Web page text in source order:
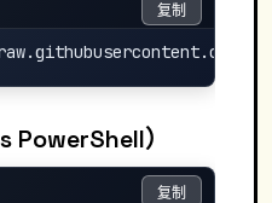
复制
复制
PowerShell）
复制
复制